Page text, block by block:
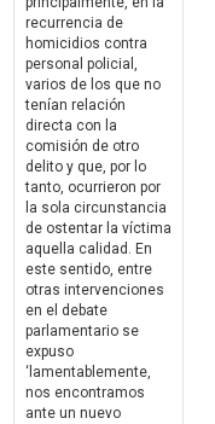
recurrencia de
homicidios contra
personal policial,
varios de los que no
tenían relación
directa con la
comisión de otro
delito y que, por lo
tanto, ocurrieron por
la sola circunstancia
de ostentar la víctima
aquella calidad. En
este sentido, entre
otras intervenciones
en el debate
parlamentario se
expuso
‘lamentablemente,
nos encontramos
ante un nuevo